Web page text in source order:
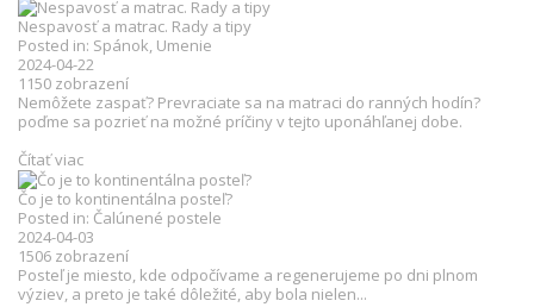
Nespavosť a matrac. Rady a tipy
Posted in: Spánok, Umenie
2024-04-22
1150 zobrazení
Nemôžete zaspať? Prevraciate sa na matraci do ranných hodín?
poďme sa pozrieť na možné príčiny v tejto uponáhľanej dobe.
Čítať viac
Čo je to kontinentálna posteľ?
Posted in: Čalúnené postele
2024-04-03
1506 zobrazení
Posteľ je miesto, kde odpočívame a regenerujeme po dni plnom
výziev, a preto je také dôležité, aby bola nielen...